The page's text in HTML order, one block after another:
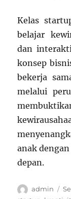
Kelas
belajar
dan
konsep
bekerja
melalui
anak
depan.
Author
admin